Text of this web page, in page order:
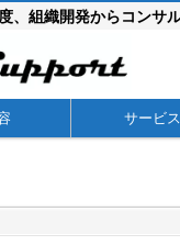
、組織開発からコンサ
サービ